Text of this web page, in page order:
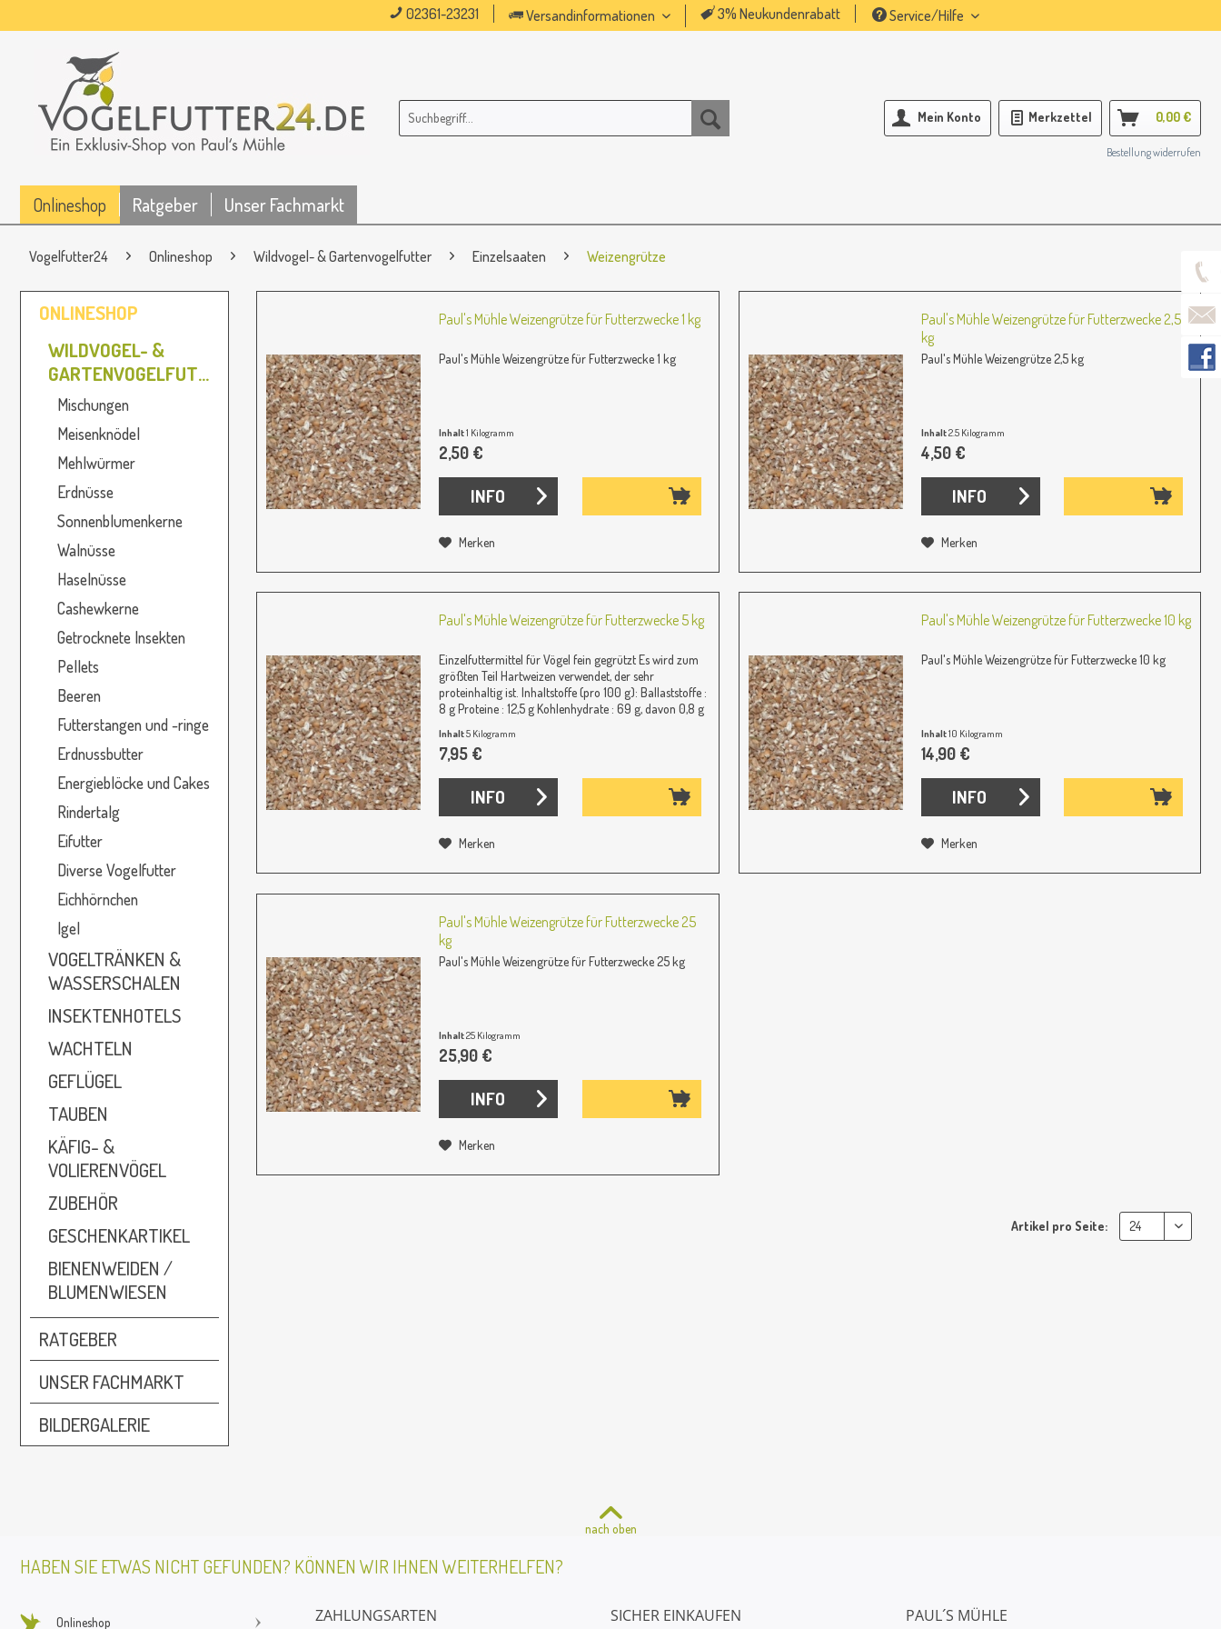
02361-23231 Versandinformationen 3% Neukundenrabatt Service/Hilfe
Mein Konto Merkzettel 0,00 €
Bestellung widerrufen
Onlineshop Ratgeber Unser Fachmarkt
Vogelfutter24 Onlineshop Wildvogel- & Gartenvogelfutter Einzelsaaten Weizengrütze
ONLINESHOP
WILDVOGEL- &
GARTENVOGELFUTTER
Mischungen
Meisenknödel
Mehlwürmer
Erdnüsse
Sonnenblumenkerne
Walnüsse
Haselnüsse
Cashewkerne
Getrocknete Insekten
Pellets
Beeren
Futterstangen und -ringe
Erdnussbutter
Energieblöcke und Cakes
Rindertalg
Eifutter
Diverse Vogelfutter
Eichhörnchen
Igel
VOGELTRÄNKEN &
WASSERSCHALEN
INSEKTENHOTELS
WACHTELN
GEFLÜGEL
TAUBEN
KÄFIG- &
VOLIERENVÖGEL
ZUBEHÖR
GESCHENKARTIKEL
BIENENWEIDEN /
BLUMENWIESEN
RATGEBER
UNSER FACHMARKT
BILDERGALERIE
Paul's Mühle Weizengrütze für Futterzwecke 1 kg
Paul's Mühle Weizengrütze für Futterzwecke 1 kg
Inhalt1 Kilogramm
2,50 €
INFO
Merken
Paul's Mühle Weizengrütze für Futterzwecke 2,5
kg
Paul's Mühle Weizengrütze 2,5 kg
Inhalt2.5 Kilogramm
(1,80 € / 1 Kilogramm)
4,50 €
INFO
Merken
Paul's Mühle Weizengrütze für Futterzwecke 5 kg
Einzelfuttermittel für Vögel fein gegrützt Es wird zum
größten Teil Hartweizen verwendet, der sehr
proteinhaltig ist. Inhaltstoffe (pro 100 g): Ballaststoffe :
8 g Proteine : 12,5 g Kohlenhydrate : 69 g, davon 0,8 g
Inhalt5 Kilogramm
(1,59 € / 1 Kilogramm)
7,95 €
INFO
Merken
Paul's Mühle Weizengrütze für Futterzwecke 10 kg
Paul's Mühle Weizengrütze für Futterzwecke 10 kg
Inhalt10 Kilogramm
(1,49 € / 1 Kilogramm)
14,90 €
INFO
Merken
Paul's Mühle Weizengrütze für Futterzwecke 25
kg
Paul's Mühle Weizengrütze für Futterzwecke 25 kg
Inhalt25 Kilogramm
(1,04 € / 1 Kilogramm)
25,90 €
INFO
Merken
Artikel pro Seite:
nach oben
HABEN SIE ETWAS NICHT GEFUNDEN? KÖNNEN WIR IHNEN WEITERHELFEN?
Onlineshop ZAHLUNGSARTEN SICHER EINKAUFEN PAUL´S MÜHLE